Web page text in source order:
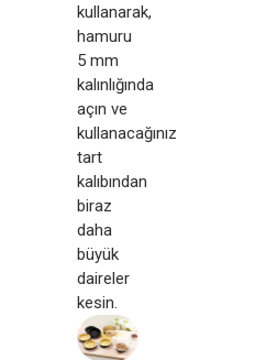
kullanarak,
hamuru
5 mm
kalınlığında
açın ve
kullanacağınız
tart
kalıbından
biraz
daha
büyük
daireler
kesin.